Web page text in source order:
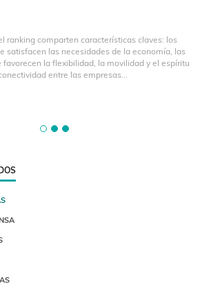
ranking comparten características claves: los
satisfacen las necesidades de la economía, las
la flexibilidad, la movilidad y el espíritu
entre las empresas...